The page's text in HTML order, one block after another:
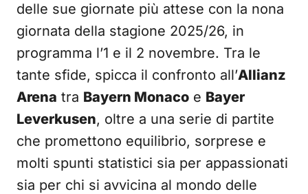
delle sue giornate più attese con la nona
giornata della stagione 2025/26, in
programma l’1 e il 2 novembre. Tra le
tante sfide, spicca il confronto all’Allianz
Arena tra Bayern Monaco e Bayer
Leverkusen, oltre a una serie di partite
che promettono equilibrio, sorprese e
molti spunti statistici sia per appassionati
sia per chi si avvicina al mondo delle